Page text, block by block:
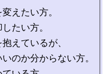
えたい方。
たい方。
えているが、
のか分からない方。